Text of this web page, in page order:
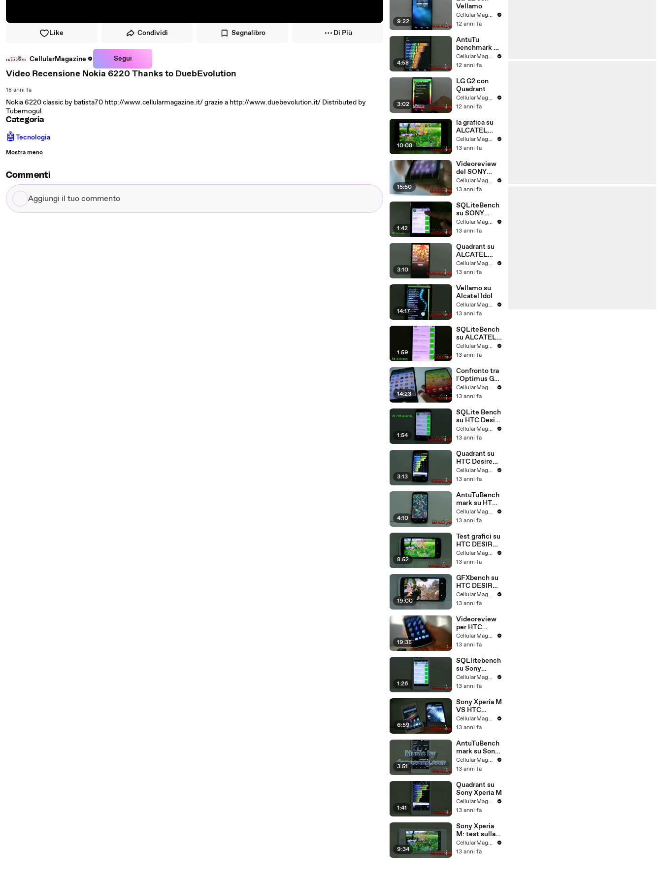
Like Condividi Segnalibro Di Più
CellularMagazine Segui
Video Recensione Nokia 6220 Thanks to DuebEvolution
18 anni fa
Nokia 6220 classic by batista70 http://www.cellularmagazine.it/ grazie a http://www.duebevolution.it/ Distributed by
Tubemogul.
Categoria
🤖Tecnologia
Mostra meno
Commenti
Aggiungi
il
9:22
Vellamo
CellularMagazine
12 anni fa
4:58
AntuTu
benchmark su
LG G2
CellularMagazine
12 anni fa
3:02
LG G2 con
Quadrant
CellularMagazine
12 anni fa
10:08
la grafica su
ALCATEL
IDOL
CellularMagazine
13 anni fa
15:50
Videoreview
del SONY
XPERIA ECellularMagazine
13 anni fa
1:42
SQLiteBench
su SONY
XPERIA ECellularMagazine
13 anni fa
3:10
Quadrant su
ALCATEL
IDOL
CellularMagazine
13 anni fa
14:17
Vellamo su
Alcatel Idol
CellularMagazine
13 anni fa
1:59
SQLiteBench
su ALCATEL
IDOL
CellularMagazine
13 anni fa
14:23
Confronto tra
l'Optimus G
ed il G2 di LG
CellularMagazine
13 anni fa
1:54
SQLite Bench
su HTC Desire
500
CellularMagazine
13 anni fa
3:13
Quadrant su
HTC Desire
500
CellularMagazine
13 anni fa
4:10
AntuTuBench
mark su HTC
Desire 500CellularMagazine
13 anni fa
8:52
Test grafici su
HTC DESIRE
500
CellularMagazine
13 anni fa
19:00
GFXbench su
HTC DESIRE
500
CellularMagazine
13 anni fa
19:35
Videoreview
per HTC
Desire 500CellularMagazine
13 anni fa
1:26
SQLlitebench
su Sony
Xperia M CellularMagazine
13 anni fa
6:59
Sony Xperia M
VS HTC
Desire 500CellularMagazine
13 anni fa
3:51
AntuTuBench
mark su Sony
Xperia M CellularMagazine
13 anni fa
1:41
Quadrant su
Sony Xperia M
CellularMagazine
13 anni fa
9:34
Sony Xperia
M: test sulla
grafica
CellularMagazine
13 anni fa